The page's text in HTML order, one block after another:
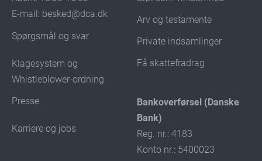
E-mail: besked@dca.dk
Spørgsmål og svar
Klagesystem og
Whistleblower-ordning
Presse
Karriere og jobs
Arv og testamente
Private indsamlinger
Få skattefradrag
Bankoverførsel (Danske
Bank)
Reg. nr.: 4183
Konto nr.: 5400023